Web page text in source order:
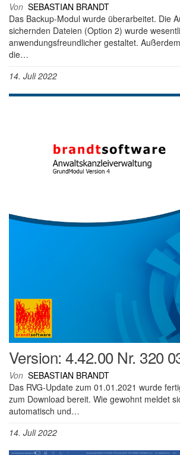
Von SEBASTIAN BRANDT
Das Backup-Modul wurde überarbeitet. Die
sichernden Dateien (Option 2) wurde
anwendungsfreundlicher gestaltet.
die…
14. Juli 2022
Version: 4.42.00 Nr. 320
Von SEBASTIAN BRANDT
Das RVG-Update zum 01.01.2021 wurde
zum Download bereit. Wie gewohnt meldet
automatisch und…
14. Juli 2022